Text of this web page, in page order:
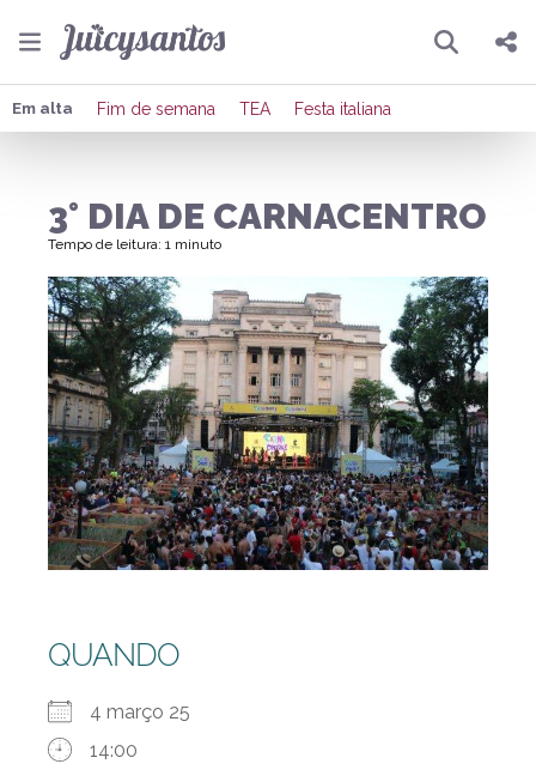
Pesquisar
Compartilhar
Enviar por Whatsapp
Publicar no Facebook
Publicar no X
Em alta Fim de semana TEA Festa italiana
3° DIA DE CARNACENTRO
Tempo de leitura: 1 minuto
QUANDO
4 março 25
14:00